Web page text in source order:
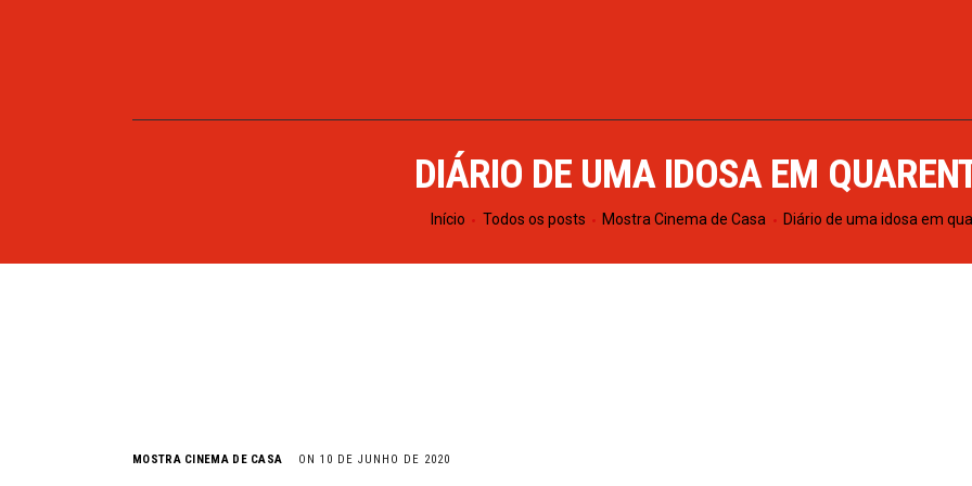
DIÁRIO DE UMA IDOSA EM
Início Todos os posts Mostra Cinema de Casa Diário de uma idosa em
PROGRAMAÇÃO
NOTÍCIAS
MOSTRA CINEMA DE CASA ON 10 DE JUNHO DE 2020